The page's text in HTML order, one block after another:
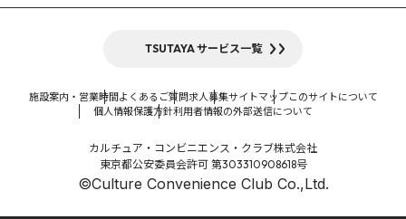
TSUTAYA サービス一覧
施設案内・営業時間よくあるご質問求人募集サイトマップこのサイトについて
個人情報保護方針利用者情報の外部送信について
カルチュア・コンビニエンス・クラブ株式会社
東京都公安委員会許可 第303310908618号
©Culture Convenience Club Co.,Ltd.